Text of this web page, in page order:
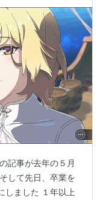
記事が去年の５月
して先日、卒業を
しました １年以上